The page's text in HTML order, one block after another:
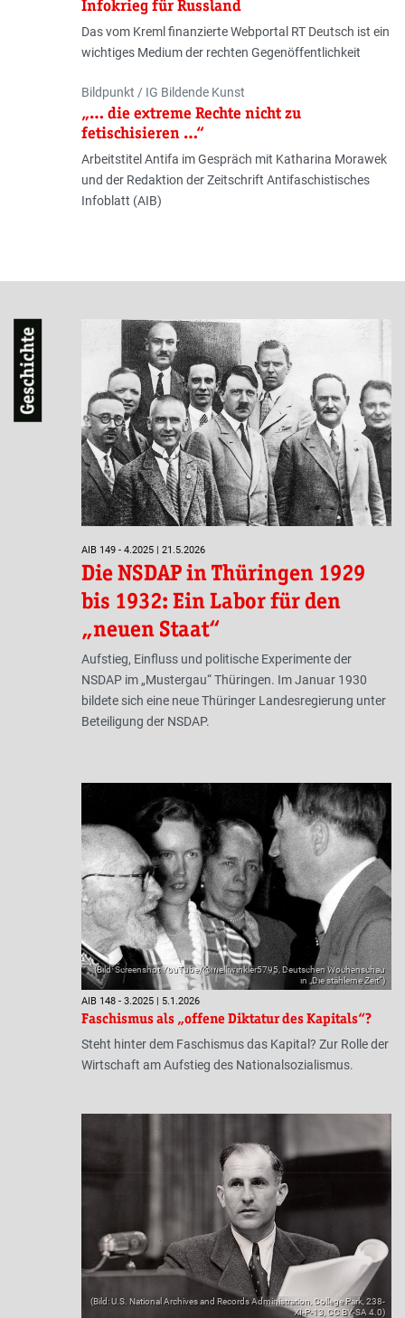
Infokrieg für Russland
Das vom Kreml finanzierte Webportal RT Deutsch ist ein
wichtiges Medium der rechten Gegenöffentlichkeit
Autor:innen
Bildpunkt / IG Bildende Kunst
„… die extreme Rechte nicht zu
fetischisieren …“
Arbeitstitel Antifa im Gespräch mit Katharina Morawek
und der Redaktion der Zeitschrift Antifaschistisches
Infoblatt (AIB)
Geschichte
AIB 149 - 4.2025 | 21.5.2026
Die NSDAP in Thüringen 1929
bis 1932: Ein Labor für den
„neuen Staat“
Aufstieg, Einfluss und politische Experimente der
NSDAP im „Mustergau“ Thüringen. Im Januar 1930
bildete sich eine neue Thüringer Landesregierung unter
Beteiligung der NSDAP.
(Bild: Screenshot YouTube/@melliwinkler5795, Deutschen Wochenschau
in „Die stählerne Zeit“)
AIB 148 - 3.2025 | 5.1.2026
Faschismus als „offene Diktatur des Kapitals“?
Steht hinter dem Faschismus das Kapital? Zur Rolle der
Wirtschaft am Aufstieg des Nationalsozialismus.
(Bild: U.S. National Archives and Records Administration, College Park, 238-
XI-P-13, CC BY-SA 4.0)